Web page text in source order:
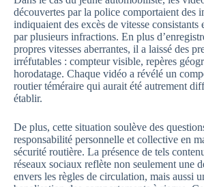
découvertes par la police comportaient des
indiquaient des excès de vitesse consistants
par plusieurs infractions. En plus
propres vitesses aberrantes, il a laissé des
irréfutables : compteur visible, repères
horodatage. Chaque vidéo a révélé un
routier téméraire qui aurait été autrement
établir.
De plus, cette situation soulève des
responsabilité personnelle et collective en
sécurité routière. La présence de tels
réseaux sociaux reflète non seulement une
envers les règles de circulation, mais aussi